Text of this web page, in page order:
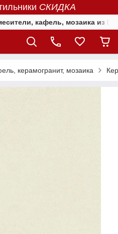
СКИДКА
кафель, мозаика из
керамогранит, мозаика